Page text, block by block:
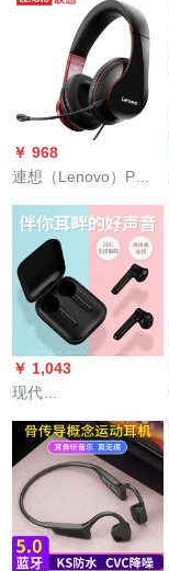
ッドホーン骨伝导が
耳に入らなシンゴル
元无线运动が超长待
机车で通話していま
す。ファァァウェル
oppoHUAWEI ONA共
通【黒】携帯電話の
充電が速いです。耳
に入らないです。
￥ 968
連想（Lenovo）P
320+ヘッドホンヘッ
ドホンヘッドホンヘ
ッドホン耳打ちゲー
ムミョンセトチキン
ヘッドホンパソコン
ネット授業ヘッドセ
ットアップグレード
版ヘッドセットセッ
トセットセット
￥ 1,043
现代
イヤホワイヤレス両
耳半入耳式ランニン
グキングキングキン
グ(12504)ジット
type-cゲネム泛用フュ
ージョン